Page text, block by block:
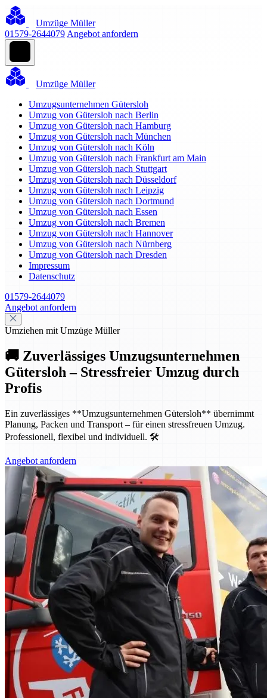
Umzüge Müller
01579-2644079 Angebot anfordern
Umzüge Müller
Umzugsunternehmen Gütersloh
Umzug von Gütersloh nach Berlin
Umzug von Gütersloh nach Hamburg
Umzug von Gütersloh nach München
Umzug von Gütersloh nach Köln
Umzug von Gütersloh nach Frankfurt am Main
Umzug von Gütersloh nach Stuttgart
Umzug von Gütersloh nach Düsseldorf
Umzug von Gütersloh nach Leipzig
Umzug von Gütersloh nach Dortmund
Umzug von Gütersloh nach Essen
Umzug von Gütersloh nach Bremen
Umzug von Gütersloh nach Hannover
Umzug von Gütersloh nach Nürnberg
Umzug von Gütersloh nach Dresden
Impressum
Datenschutz
01579-2644079
Angebot anfordern
Umziehen mit Umzüge Müller
🚚 Zuverlässiges Umzugsunternehmen
Gütersloh – Stressfreier Umzug durch
Profis
Ein zuverlässiges **Umzugsunternehmen Gütersloh** übernimmt
Planung, Packen und Transport – für einen stressfreuen Umzug.
Professionell, flexibel und individuell. 🛠️
Angebot anfordern